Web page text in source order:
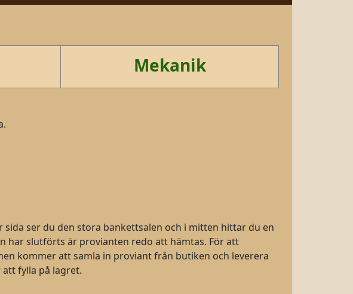
Mekanik
ser du den stora bankettsalen och i mitten hittar du en
har slutförts är provianten redo att hämtas. För att
kommer att samla in proviant från butiken och leverera
fylla på lagret.